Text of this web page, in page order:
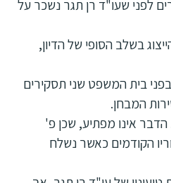
דין אחרים לפני שעו"ד רן תגר נשכר על
בשלב הסופי של הדיון,
בית המשפט שני תסקירים
המבחן.
הדבר אינו מפתיע, שכן פ'
הקודמים כאשר נשלח